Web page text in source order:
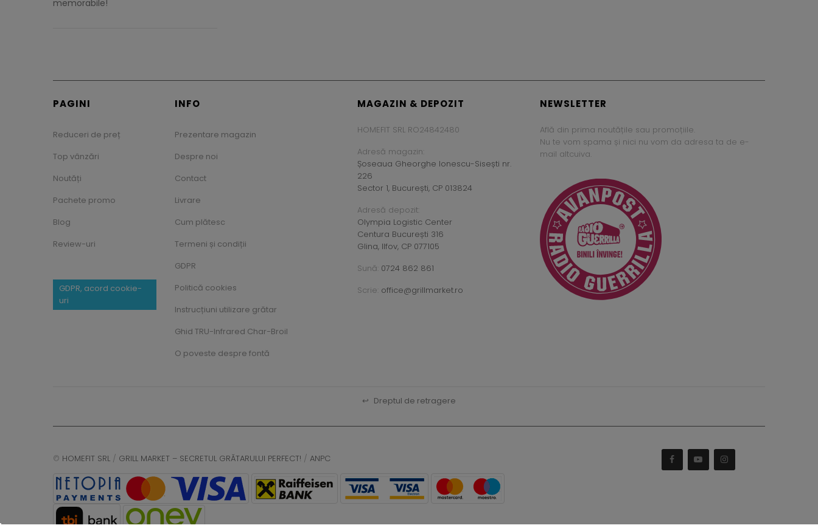
memorabile!
PAGINI
Reduceri de preț
Top vânzări
Noutăți
Pachete promo
Blog
Review-uri
GDPR, acord cookie-
uri
INFO
Prezentare magazin
Despre noi
Contact
Livrare
Cum plătesc
Termeni și condiții
GDPR
Politică cookies
Instrucțiuni utilizare grătar
Ghid TRU-Infrared Char-Broil
O poveste despre fontă
MAGAZIN & DEPOZIT
HOMEFIT SRL RO24842480
Adresă magazin:
Șoseaua Gheorghe Ionescu-Sisești nr.
226
Sector 1, București, CP 013824
Adresă depozit:
Olympia Logistic Center
Centura București 316
Glina, Ilfov, CP 077105
Sună: 0724 862 861
Scrie: office@grillmarket.ro
NEWSLETTER
Află din prima noutățile sau promoțiile.
Nu te vom spama și nici nu vom da adresa ta de e-
mail altcuiva.
↩ Dreptul de retragere
© HOMEFIT SRL / GRILL MARKET – SECRETUL GRĂTARULUI PERFECT! / ANPC